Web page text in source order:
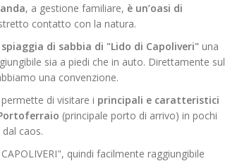
, a gestione familiare, è un’oasi di
contatto con la natura.
spiaggia di sabbia di "Lido di Capoliveri" una
sia a piedi che in auto. Direttamente sul
una convenzione.
di visitare i principali e caratteristici
(principale porto di arrivo) in pochi
caos.
quindi facilmente raggiungibile